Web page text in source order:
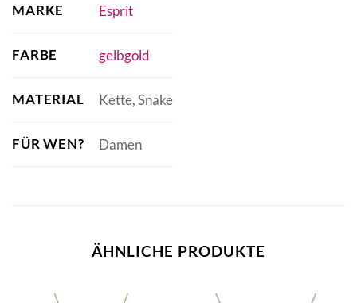
MARKE Esprit
FARBE gelbgold
MATERIAL Kette, Snake
FÜR WEN? Damen
ÄHNLICHE PRODUKTE